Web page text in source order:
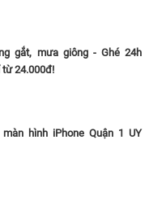
gắt, mưa giông - Ghé 24h
24.000đ!
hình iPhone Quận 1 UY